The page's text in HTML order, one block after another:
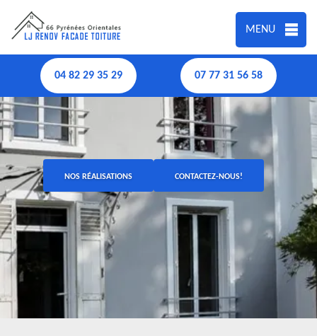
MENU
04 82 29 35 29 07 77 31 56 58
NOS RÉALISATIONS CONTACTEZ-NOUS!